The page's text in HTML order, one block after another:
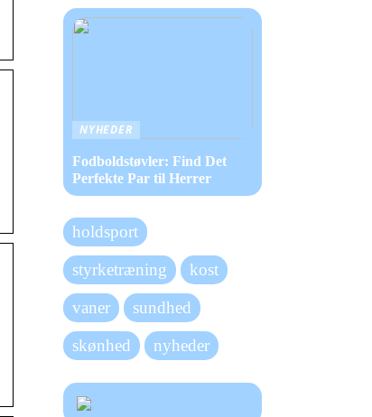
NYHEDER
Fodboldstøvler: Find Det
Perfekte Par til Herrer
holdsport
styrketræning
kost
vaner
sundhed
skønhed
nyheder